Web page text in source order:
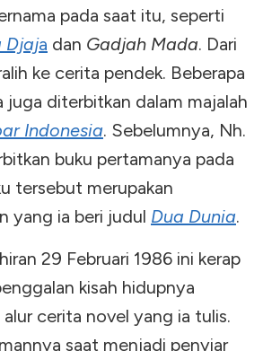
pada saat itu, seperti
Djaja dan Gadjah Mada. Dari
ke cerita pendek. Beberapa
juga diterbitkan dalam majalah
Indonesia. Sebelumnya, Nh.
buku pertamanya pada
tersebut merupakan
yang ia beri judul Dua Dunia.
29 Februari 1986 ini kerap
kisah hidupnya
cerita novel yang ia tulis.
saat menjadi penyiar